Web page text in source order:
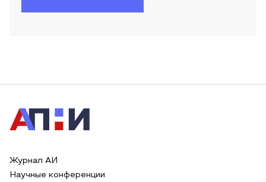
Журнал АИ
Научные конференции